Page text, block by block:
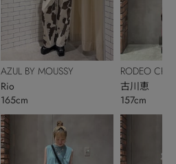
AZUL BY MOUSSY
Rio
165cm
RODEO
BOWL
古川恵
157cm